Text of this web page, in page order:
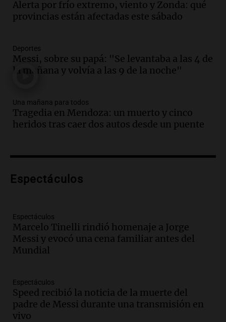
Audio. Borges, abogada de Pourrain:
"Tres hombres se lo llevaron para
Episodios
Audio.Voluntarios limpiaron 9.000
Una mañana para todos
Episodios
Audio.La historia de la servilleta que
contrato de Leo con Barcelona
Episodios
Una mañana para todos
Episodios
Audio.
Una mañana para todos
Episodios
Audio.
Alerta por frío extremo, viento y Zonda: qué
provincias están afectadas este sábado
Deportes
Messi, sobre su papá: "Se levantaba a las 4 de
la mañana y volvía a las 9 de la noche"
Una mañana para todos
Tragedia en Mendoza: un muerto y cinco
heridos tras caer dos autos desde un puente
Espectáculos
Espectáculos
Marcelo Tinelli rindió homenaje a Jorge
Messi y evocó una cena familiar antes del
Mundial
Espectáculos
Speed recibió la noticia de la muerte del
padre de Messi durante una transmisión en
vivo